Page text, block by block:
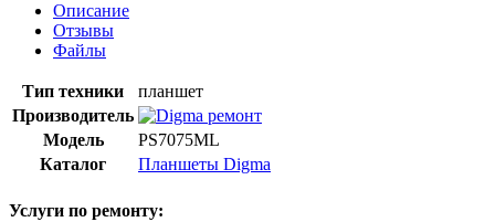
Описание
Отзывы
Файлы
Тип техники
планшет
Производитель
Модель
PS7075ML
Каталог
Планшеты Digma
Услуги по ремонту: